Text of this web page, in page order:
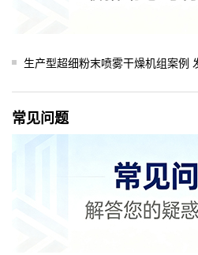
生产型超细粉末喷雾干燥机组案例 发
常见问题